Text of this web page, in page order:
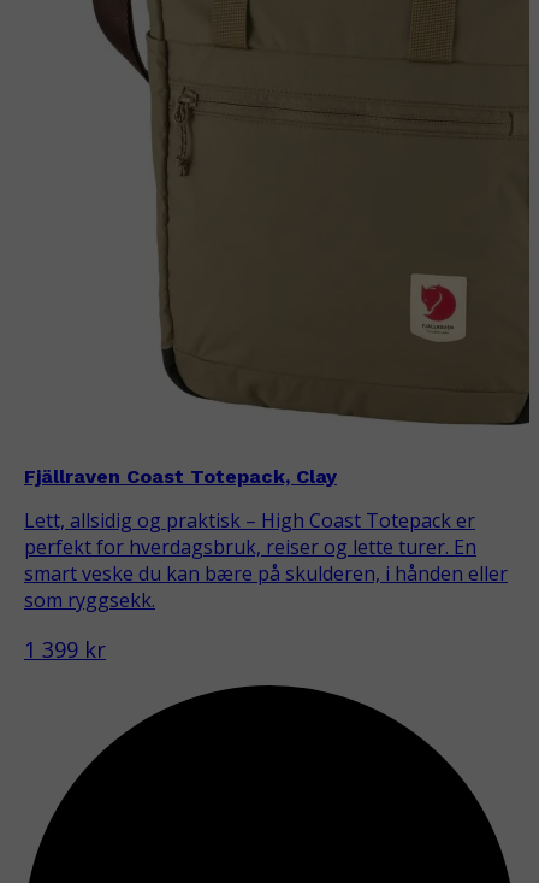
Fjällraven Coast Totepack, Clay
Lett, allsidig og praktisk – High Coast Totepack er
perfekt for hverdagsbruk, reiser og lette turer. En
smart veske du kan bære på skulderen, i hånden eller
som ryggsekk.
1 399 kr